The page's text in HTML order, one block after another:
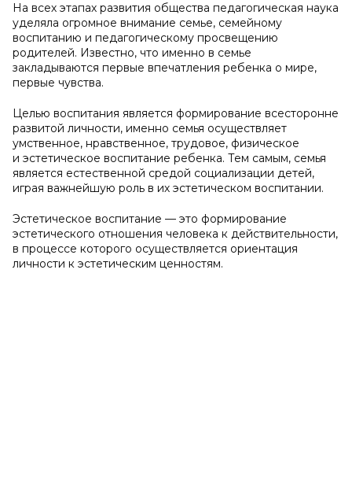
На всех этапах развития общества педагогическая наука
уделяла огромное внимание семье, семейному
воспитанию и педагогическому просвещению
родителей. Известно, что именно в семье
закладываются первые впечатления ребенка о мире,
первые чувства.
Целью воспитания является формирование всесторонне
развитой личности, именно семья осуществляет
умственное, нравственное, трудовое, физическое
и эстетическое воспитание ребенка. Тем самым, семья
является естественной средой социализации детей,
играя важнейшую роль в их эстетическом воспитании.
Эстетическое воспитание — это формирование
эстетического отношения человека к действительности,
в процессе которого осуществляется ориентация
личности к эстетическим ценностям.